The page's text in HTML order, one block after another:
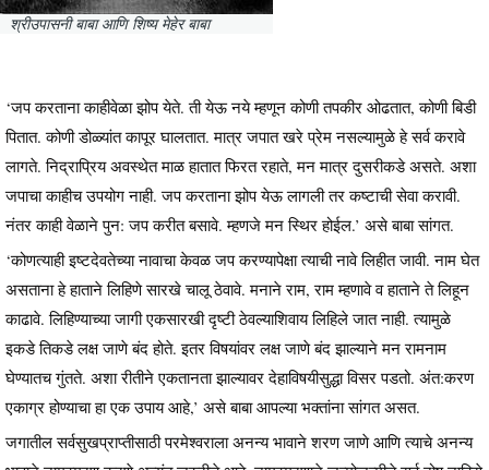
श्रीउपासनी बाबा आणि शिष्य मेहेर बाबा
‘जप करताना काहीवेळा झोप येते. ती येऊ नये म्हणून कोणी तपकीर ओढतात, कोणी बिडी
पितात. कोणी डोळ्यांत कापूर घालतात. मात्र जपात खरे प्रेम नसल्यामुळे हे सर्व करावे
लागते. निद्राप्रिय अवस्थेत माळ हातात फिरत रहाते, मन मात्र दुसरीकडे असते. अशा
जपाचा काहीच उपयोग नाही. जप करताना झोप येऊ लागली तर कष्टाची सेवा करावी.
नंतर काही वेळाने पुन: जप करीत बसावे. म्हणजे मन स्थिर होईल.’ असे बाबा सांगत.
‘कोणत्याही इष्टदेवतेच्या नावाचा केवळ जप करण्यापेक्षा त्याची नावे लिहीत जावी. नाम घेत
असताना हे हाताने लिहिणे सारखे चालू ठेवावे. मनाने राम, राम म्हणावे व हाताने ते लिहून
काढावे. लिहिण्याच्या जागी एकसारखी दृष्टी ठेवल्याशिवाय लिहिले जात नाही. त्यामुळे
इकडे तिकडे लक्ष जाणे बंद होते. इतर विषयांवर लक्ष जाणे बंद झाल्याने मन रामनाम
घेण्यातच गुंतते. अशा रीतीने एकतानता झाल्यावर देहाविषयीसुद्धा विसर पडतो. अंत:करण
एकाग्र होण्याचा हा एक उपाय आहे,’ असे बाबा आपल्या भक्तांना सांगत असत.
जगातील सर्वसुखप्राप्तीसाठी परमेश्वराला अनन्य भावाने शरण जाणे आणि त्याचे अनन्य